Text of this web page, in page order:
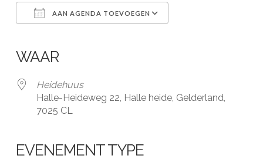
AAN AGENDA TOEVOEGEN
WAAR
Heidehuus
Halle-Heideweg 22, Halle heide, Gelderland,
7025 CL
EVENEMENT TYPE